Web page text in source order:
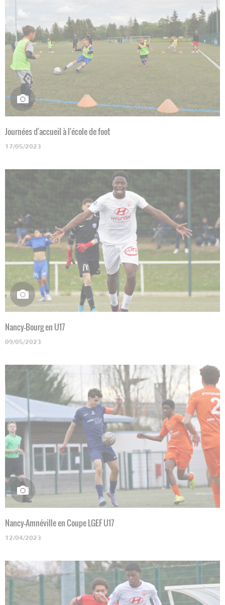
Journées d'accueil à l'école de foot
17/05/2023
Nancy-Bourg en U17
09/05/2023
Nancy-Amnéville en Coupe LGEF U17
12/04/2023